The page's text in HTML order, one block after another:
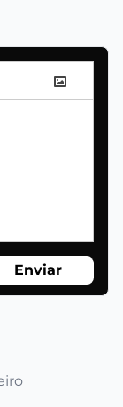
Enviar